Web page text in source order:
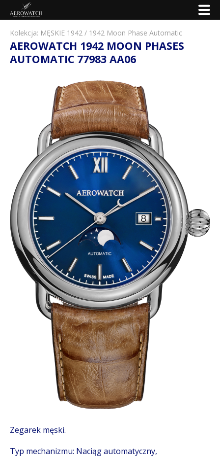
Kolekcja: MĘSKIE 1942 / 1942 Moon Phase Automatic
AEROWATCH 1942 MOON PHASES
AUTOMATIC 77983 AA06
Zegarek męski.
Typ mechanizmu: Naciąg automatyczny,